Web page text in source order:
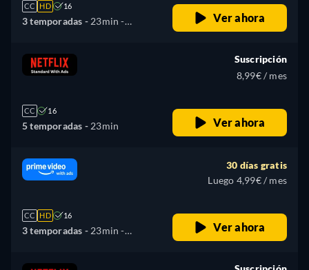
CC HD 16
3 temporadas - 23min -
Ver ahora
CC 16
5 temporadas - 23min
Suscripción
8,99€ / mes
Ver ahora
CC HD 16
3 temporadas - 23min -
30 días gratis
Luego 4,99€ / mes
Ver ahora